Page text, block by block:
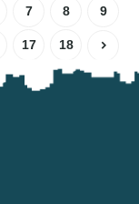
7 8 9
17 18